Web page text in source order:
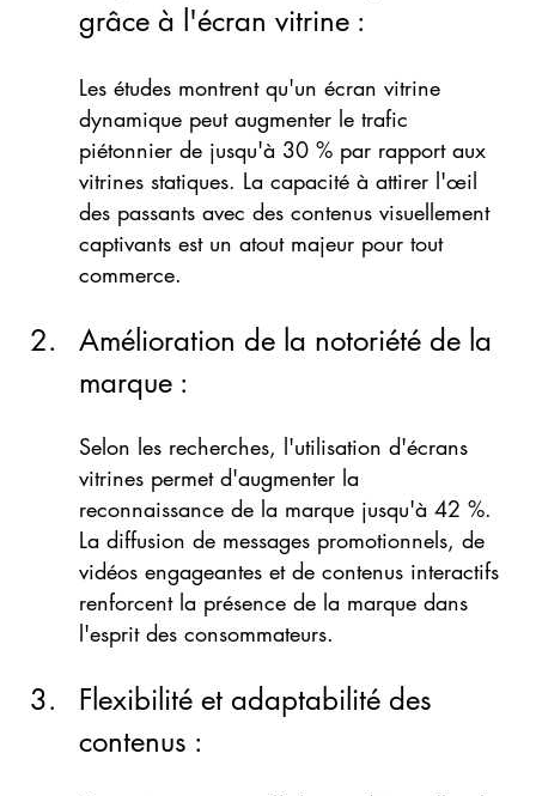
grâce à l'écran vitrine :
Les études montrent qu'un écran vitrine
dynamique peut augmenter le trafic
piétonnier de jusqu'à 30 % par rapport aux
vitrines statiques. La capacité à attirer l'œil
des passants avec des contenus visuellement
captivants est un atout majeur pour tout
commerce.
Amélioration de la notoriété de la
marque :
Selon les recherches, l'utilisation d'écrans
vitrines permet d'augmenter la
reconnaissance de la marque jusqu'à 42 %.
La diffusion de messages promotionnels, de
vidéos engageantes et de contenus interactifs
renforcent la présence de la marque dans
l'esprit des consommateurs.
Flexibilité et adaptabilité des
contenus :